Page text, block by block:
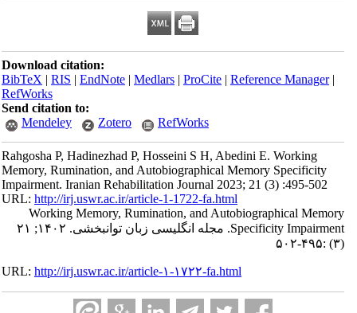
Download citation:
BibTeX|RIS|EndNote|Medlars|ProCite|Reference Manager
RefWorks
Send citation to:
Mendeley
Zotero RefWorks
Rahgosha P, Hadinezhad P, Hosseini S H, Abedini E. Working
Memory, Rumination, and Autobiographical Memory Specificity
Impairment. Iranian Rehabilitation Journal 2023; 21 (3) :495-502
URL:http://irj.uswr.ac.ir/article-1-1722-fa.html
Working Memory, Rumination, and Autobiographical Memory
Specificity Impairment. مجله انگلیسی زبان توانبخشی. ۱۴۰۲; ۲۱
URL:http://irj.uswr.ac.ir/article-۱-۱۷۲۲-fa.html